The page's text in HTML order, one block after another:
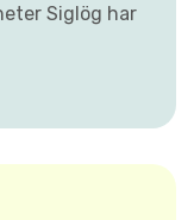
Siglög har